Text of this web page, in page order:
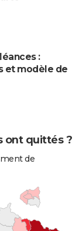
:
et modèle de
ont quittés ?
de